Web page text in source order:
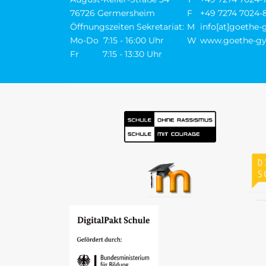
76726 Germersheim
F
+49 7274 7024-
Öffnungszeiten Sekretariat: M
info[at]goethe-
Mo-Do 7:15 - 16:00 Uhr
W www.goethe-
Fr 7:15 - 13:30 Uhr